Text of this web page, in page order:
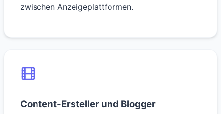
zwischen Anzeigeplattformen.
Content-Ersteller und Blogger